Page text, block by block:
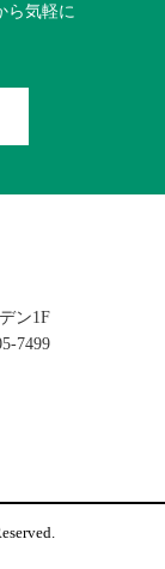
ら気軽に
ン1F
7499